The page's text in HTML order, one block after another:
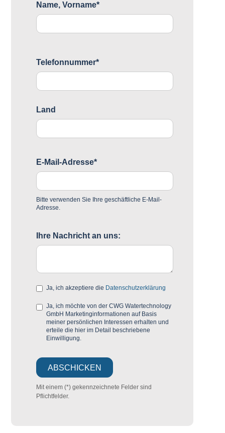
Name, Vorname*
Telefonnummer*
Land
E-Mail-Adresse*
Bitte verwenden Sie Ihre geschäftliche E-Mail-
Adresse.
Ihre Nachricht an uns:
Ja, ich akzeptiere die Datenschutzerklärung
Ja, ich möchte von der CWG Watertechnology
GmbH Marketinginformationen auf Basis
meiner persönlichen Interessen erhalten und
erteile die hier im Detail beschriebene
Einwilligung.
Mit einem (*) gekennzeichnete Felder sind
Pflichtfelder.